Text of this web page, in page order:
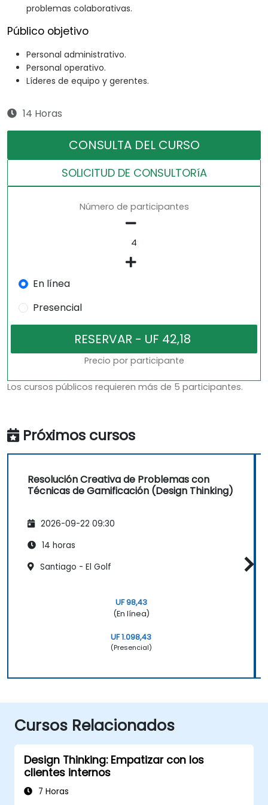
problemas colaborativas.
Público objetivo
Personal administrativo.
Personal operativo.
Líderes de equipo y gerentes.
14 Horas
CONSULTA DEL CURSO
SOLICITUD DE CONSULTORíA
Número de participantes
En línea
Presencial
Precio por participante
Los cursos públicos requieren más de 5 participantes.
Próximos cursos
Resolución Creativa de Problemas con
Técnicas de Gamificación (Design Thinking)
2026-09-22 09:30
14 horas
Santiago - El Golf
UF 98,43
(En línea)
UF 1.098,43
(Presencial)
Cursos Relacionados
Design Thinking: Empatizar con los
clientes internos
7 Horas